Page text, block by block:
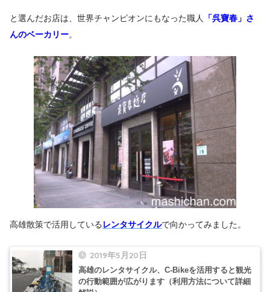
と選んだお店は、世界チャンピオンにもなった職人
「呉寶春」さ
んのベーカリー。
高雄散策で活用している レンタサイクルで向かってみました。
2019年5月20日
高雄のレンタサイクル、C-Bikeを活用すると観光
の行動範囲が広がります（利用方法について詳細